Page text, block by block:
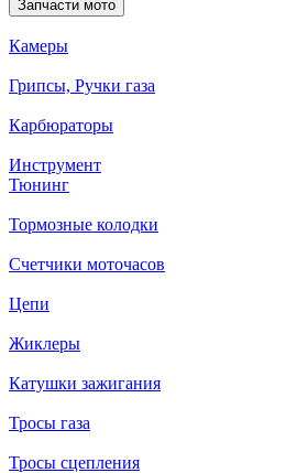
Запчасти мото
Камеры
Грипсы, Ручки газа
Карбюраторы
Инструмент
Тюнинг
Тормозные колодки
Счетчики моточасов
Цепи
Жиклеры
Катушки зажигания
Тросы газа
Тросы сцепления